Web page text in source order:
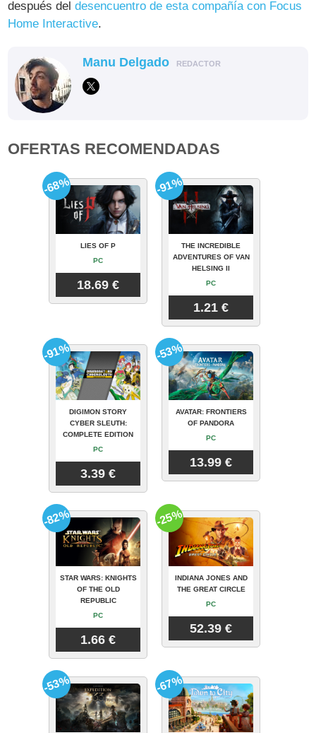
después deldesencuentro de esta compañía con Focus
Home Interactive.
Manu Delgado REDACTOR
OFERTAS RECOMENDADAS
LIES OF P
PC
18.69 €
-68%
THE INCREDIBLE
ADVENTURES OF VAN
HELSING II
PC
1.21 €
-91%
DIGIMON STORY
CYBER SLEUTH:
COMPLETE EDITION
PC
3.39 €
-91%
AVATAR: FRONTIERS
OF PANDORA
PC
13.99 €
-53%
STAR WARS: KNIGHTS
OF THE OLD
REPUBLIC
PC
1.66 €
-82%
INDIANA JONES AND
THE GREAT CIRCLE
PC
52.39 €
-25%
-53% -67%